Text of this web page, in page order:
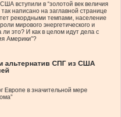
вступили в “золотой век величия
написано на заглавной странице
рекордными темпами, население
мирового энергетического и
ли это? И как в целом идут дела с
Америки”?
альтернатив СПГ из США
Европе в значительной мере